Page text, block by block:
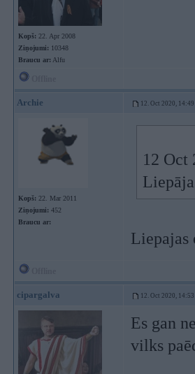
Kopš: 22. Apr 2008
Ziņojumi: 10348
Braucu ar: Alfu
Archie 12. Oct 2020, 14:49
Kopš: 22. Mar 2011
Ziņojumi: 452
Braucu ar:
12 Oct
Liepāja
Liepajas
cipargalva 12. Oct 2020, 14:53
Es gan
vilks